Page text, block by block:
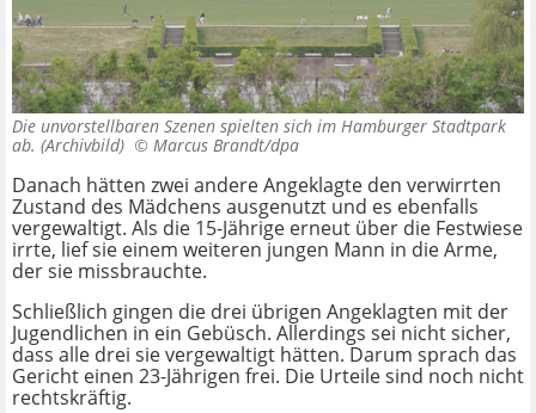
Die unvorstellbaren Szenen spielten sich im Hamburger Stadtpark
ab. (Archivbild) © Marcus Brandt/dpa
Danach hätten zwei andere Angeklagte den verwirrten
Zustand des Mädchens ausgenutzt und es ebenfalls
vergewaltigt. Als die 15-Jährige erneut über die Festwiese
irrte, lief sie einem weiteren jungen Mann in die Arme,
der sie missbrauchte.
Schließlich gingen die drei übrigen Angeklagten mit der
Jugendlichen in ein Gebüsch. Allerdings sei nicht sicher,
dass alle drei sie vergewaltigt hätten. Darum sprach das
Gericht einen 23-Jährigen frei. Die Urteile sind noch nicht
rechtskräftig.